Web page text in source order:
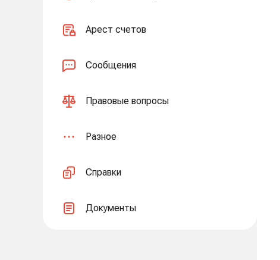
Арест счетов
Сообщения
Правовые вопросы
Разное
Справки
Документы